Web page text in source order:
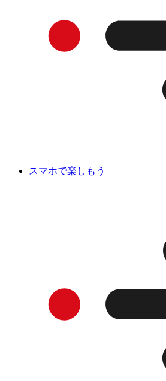
スマホで楽しもう